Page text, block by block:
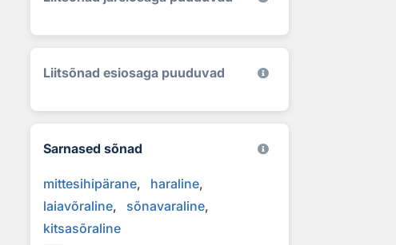
Liitsõnad esiosaga puuduvad
Sarnased sõnad
mittesihipärane
haraline
laiavõraline
sõnavaraline
kitsasõraline